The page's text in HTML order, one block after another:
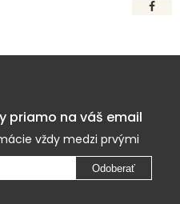
priamo na váš email
vždy medzi prvými
Odoberať